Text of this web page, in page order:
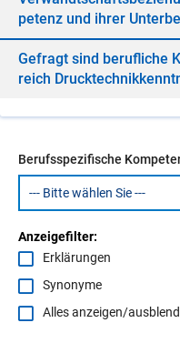
pe­tenz und ih­rer
Ge­fragt sind be­ruf­li­che
reich
Berufsspezifische
Anzeigefilter:
Erklärungen
Synonyme
Alles anzeigen/